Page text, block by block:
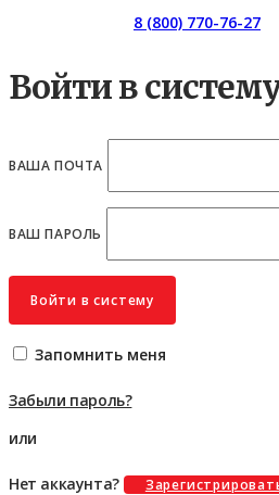
8 (800) 770-76-27
Войти в
ВАША ПОЧТА
ВАШ ПАРОЛЬ
Войти в систему
Запомнить меня
Забыли пароль?
или
Нет аккаунта?